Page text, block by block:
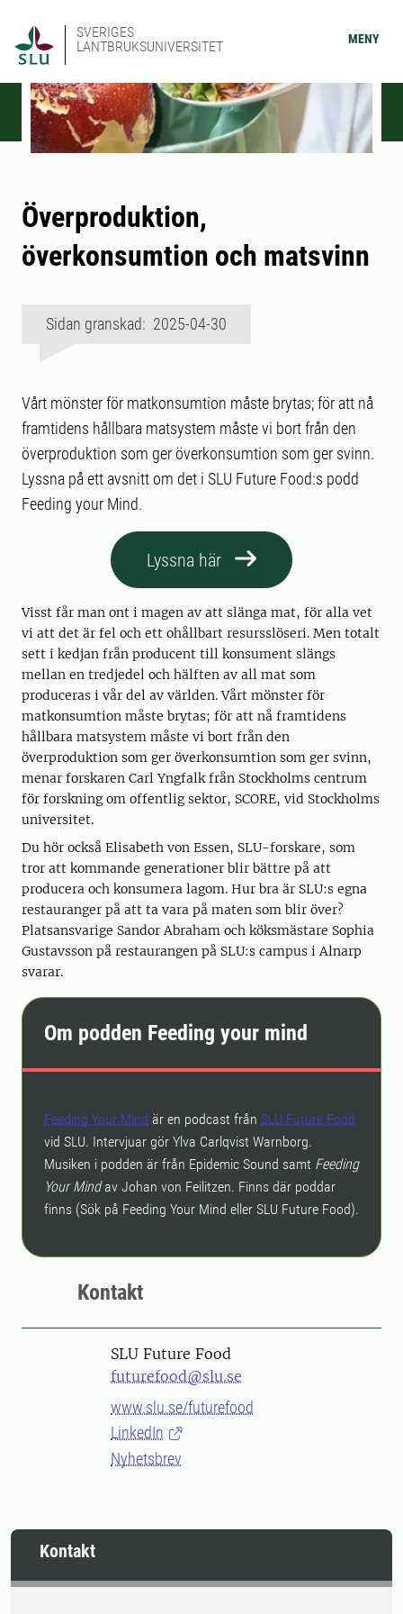
SVERIGES
LANTBRUKSUNIVERSITET
MENY
Överproduktion,
överkonsumtion och matsvinn
Sidan granskad: 2025-04-30
Vårt mönster för matkonsumtion måste brytas; för att nå
framtidens hållbara matsystem måste vi bort från den
överproduktion som ger överkonsumtion som ger svinn.
Lyssna på ett avsnitt om det i SLU Future Food:s podd
Feeding your Mind.
Lyssna här
Visst får man ont i magen av att slänga mat, för alla vet
vi att det är fel och ett ohållbart resursslöseri. Men totalt
sett i kedjan från producent till konsument slängs
mellan en tredjedel och hälften av all mat som
produceras i vår del av världen. Vårt mönster för
matkonsumtion måste brytas; för att nå framtidens
hållbara matsystem måste vi bort från den
överproduktion som ger överkonsumtion som ger svinn,
menar forskaren Carl Yngfalk från Stockholms centrum
för forskning om offentlig sektor, SCORE, vid Stockholms
universitet.
Du hör också Elisabeth von Essen, SLU-forskare, som
tror att kommande generationer blir bättre på att
producera och konsumera lagom. Hur bra är SLU:s egna
restauranger på att ta vara på maten som blir över?
Platsansvarige Sandor Abraham och köksmästare Sophia
Gustavsson på restaurangen på SLU:s campus i Alnarp
svarar.
Om podden Feeding your mind
Feeding Your Mind är en podcast från SLU Future Food
vid SLU. Intervjuar gör Ylva Carlqvist Warnborg.
Musiken i podden är från Epidemic Sound samt Feeding
Your Mindav Johan von Feilitzen. Finns där poddar
finns (Sök på Feeding Your Mind eller SLU Future Food).
Kontakt
SLU Future Food
futurefood@slu.se
www.slu.se/futurefood
LinkedIn
Nyhetsbrev
Kontakt